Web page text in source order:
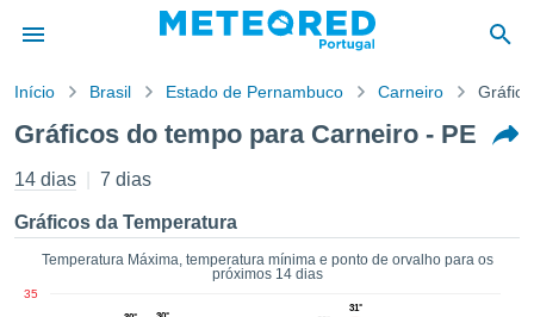
da
foi
por
para
que as
Início Brasil Estado de Pernambuco Carneiro
Gráficos do tempo para Carneiro - PE
14 dias 7 dias
Gráficos da Temperatura
Temperatura Máxima, temperatura mínima e ponto de orvalho para os
próximos 14 dias
35
31°